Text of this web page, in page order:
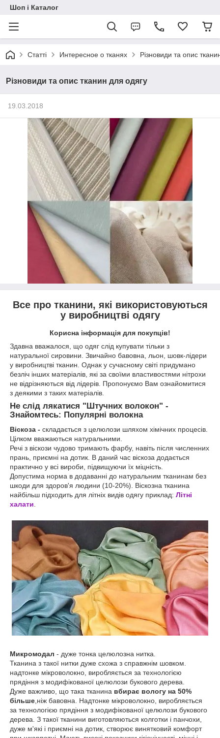
Шоп і Каталог
Статті Интересное о тканях Різновиди та опис
Різновиди та опис тканин для одягу
19.03.2018
Все про тканини, які використовуються
у виробництві одягу
Корисна інформація для покупців!
Здавна вважалося, що одяг слід купувати тільки з
натуральної сировини. Звичайно бавовна, льон, шовк-лідери
у виробництві тканин. Однак у сучасному світі придумано
безліч інших матеріалів, які за своїми властивостями нітрохи
не відрізняються від лідерів. Пропонуємо Вам ознайомитися
з деякими з таких матеріалів.
Не слід лякатися "Штучних волокон" -
Знайомтесь: Популярні волокна
Віскоза - складається з целюлози шляхом хімічних процесів.
Цілком вважаються натуральними.
Речі з віскози чудово тримають фарбу, навіть після численних
прань, приємні на дотик. В даний час віскоза додається
практично у всі вироби, підвищуючи їх міцність.
Допустима норма в додаванні до натуральним тканинам без
шкоди для здоров'я людини (10-20%). Віскозна тканина
найбільш підходить для літніх видів одягу приклад: Літні
халати.
Микромодал - дуже тонка целюлозна нитка.
Тканина з такої нитки дуже схожа з справжнім шовком.
надтонке мікроволокно, виробляється за технологією
прядіння з модифікованої целюлози букового дерева.
Дуже важливо, що така тканина вбирає вологу на 50%
більше ,ніж бавовна. Надтонке мікроволокно, виробляється
за технологією прядіння з модифікованої целюлози букового
дерева. З такої тканини виготовляються колготки і панчохи,
дуже м'які і приємні на дотик, створює винятковий комфорт